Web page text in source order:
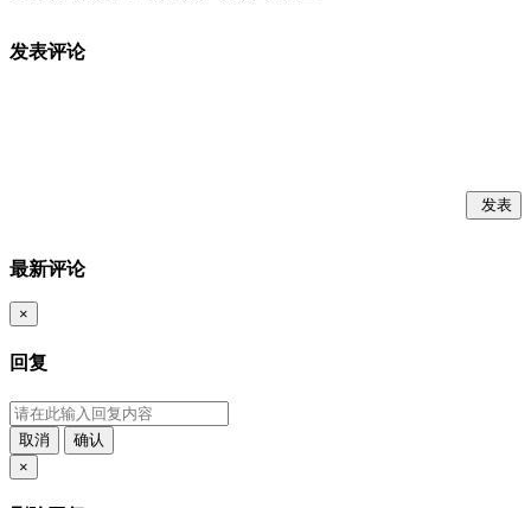
发表评论
发表
最新评论
×
回复
取消
确认
×